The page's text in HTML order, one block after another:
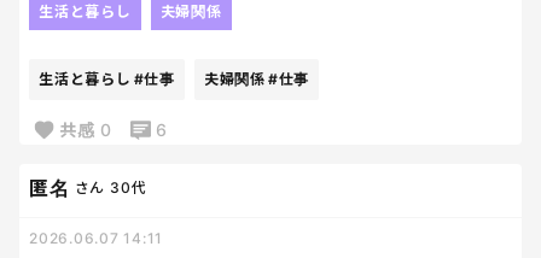
でも実は少しだけ気楽。
ご飯も簡単でいい。
時間も自由。
子どもたちと好きなテレビを見てゴロゴロ。
たまにはこういう日も悪くない。
生活と暮らし 夫婦関係
生活と暮らし #仕事 夫婦関係 #仕事
共感 0 6
匿名 さん 30代
2026.06.07 14:11